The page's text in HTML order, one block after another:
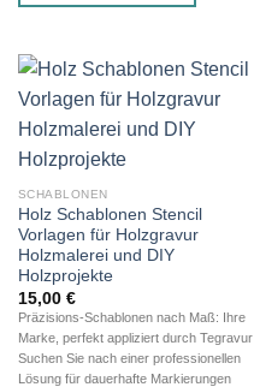
SCHABLONEN
Holz Schablonen Stencil
Vorlagen für Holzgravur
Holzmalerei und DIY
Holzprojekte
15,00 €
Präzisions-Schablonen nach Maß: Ihre
Marke, perfekt appliziert durch Tegravur
Suchen Sie nach einer professionellen
Lösung für dauerhafte Markierungen